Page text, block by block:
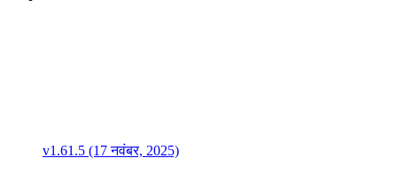
v1.61.5 (17 नवंबर, 2025)